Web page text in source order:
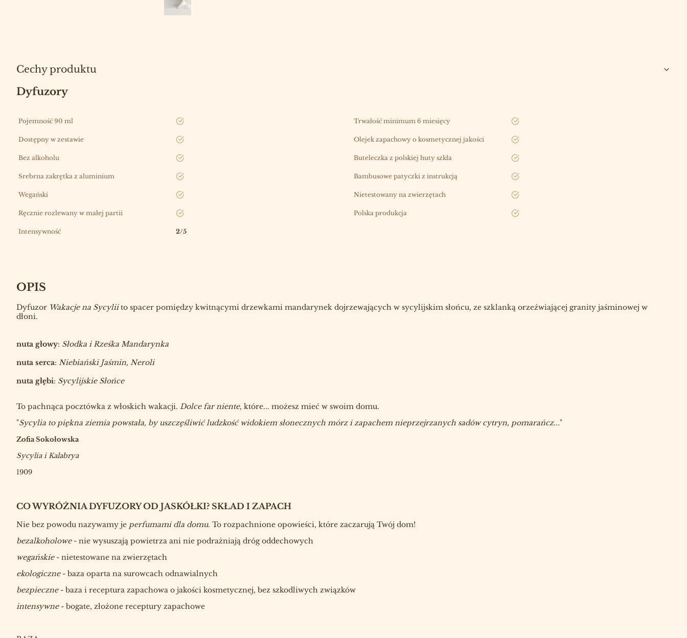
Cechy produktu
Dyfuzory
Pojemność 90 ml tak Trwałość minimum 6 miesięcy tak
Dostępny w zestawie tak Olejek zapachowy o kosmetycznej jakości tak
Bez alkoholu tak Buteleczka z polskiej huty szkła tak
Srebrna zakrętka z aluminium tak Bambusowe patyczki z instrukcją tak
Wegański tak Nietestowany na zwierzętach tak
Ręcznie rozlewany w małej partii tak Polska produkcja tak
Intensywność 2/5
OPIS
Dyfuzor Wakacje na Sycyliito spacer pomiędzy kwitnącymi drzewkami mandarynek dojrzewających w sycylijskim słońcu, ze szklanką orzeźwiającej granity jaśminowej w
dłoni.
nuta głowy: Słodka i Rześka Mandarynka
nuta serca: Niebiański Jaśmin, Neroli
nuta głębi: Sycylijskie Słońce
To pachnąca pocztówka z włoskich wakacji. Dolce far niente, które... możesz mieć w swoim domu.
"Sycylia to piękna ziemia powstała, by uszczęśliwić ludzkość widokiem słonecznych mórz i zapachem nieprzejrzanych sadów cytryn, pomarańcz..."
Zofia Sokołowska
Sycylia i Kalabrya
1909
CO WYRÓŻNIA DYFUZORY OD JASKÓŁKI? SKŁAD I ZAPACH
Nie bez powodu nazywamy je perfumami dla domu. To rozpachnione opowieści, które zaczarują Twój dom!
bezalkoholowe- nie wysuszają powietrza ani nie podrażniają dróg oddechowych
wegańskie- nietestowane na zwierzętach
ekologiczne- baza oparta na surowcach odnawialnych
bezpieczne- baza i receptura zapachowa o jakości kosmetycznej, bez szkodliwych związków
intensywne- bogate, złożone receptury zapachowe